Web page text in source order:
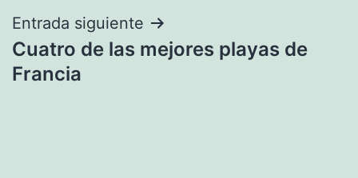
Entrada siguiente
Cuatro de las mejores playas de
Francia